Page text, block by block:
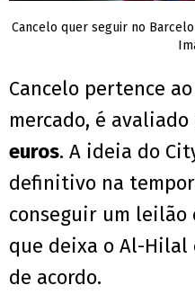
Cancelo quer seguir no
Cancelo pertence
mercado, é avaliado
euros. A ideia do
definitivo na
conseguir um
que deixa o Al-Hilal
de acordo.